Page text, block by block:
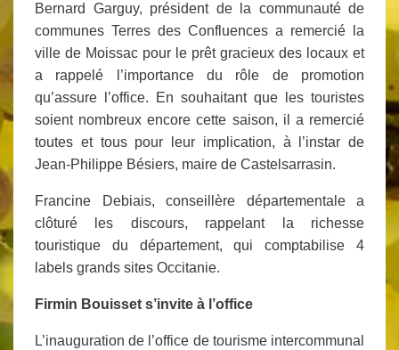
Bernard Garguy, président de la communauté de
communes Terres des Confluences a remercié la
ville de Moissac pour le prêt gracieux des locaux et
a rappelé l’importance du rôle de promotion
qu’assure l’office. En souhaitant que les touristes
soient nombreux encore cette saison, il a remercié
toutes et tous pour leur implication, à l’instar de
Jean-Philippe Bésiers, maire de Castelsarrasin.
Francine Debiais, conseillère départementale a
clôturé les discours, rappelant la richesse
touristique du département, qui comptabilise 4
labels grands sites Occitanie.
Firmin Bouisset s’invite à l’office
L’inauguration de l’office de tourisme intercommunal